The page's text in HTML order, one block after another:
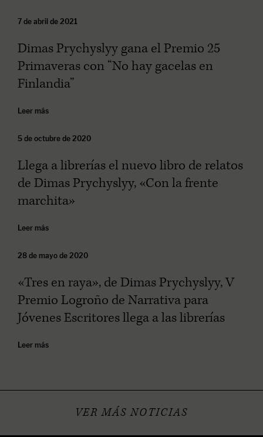
7 de abril de 2021
Dimas Prychyslyy gana el Premio 25
Primaveras con “No hay gacelas en
Finlandia”
Leer más
5 de octubre de 2020
Llega a librerías el nuevo libro de relatos
de Dimas Prychyslyy, «Con la frente
marchita»
Leer más
28 de mayo de 2020
«Tres en raya», de Dimas Prychyslyy, V
Premio Logroño de Narrativa para
Jóvenes Escritores llega a las librerías
Leer más
VER MÁS NOTICIAS